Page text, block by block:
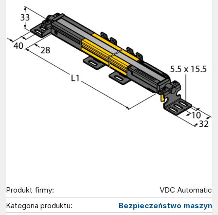
Produkt firmy:
VDC Automatic
Kategoria produktu:
Bezpieczeństwo maszyn